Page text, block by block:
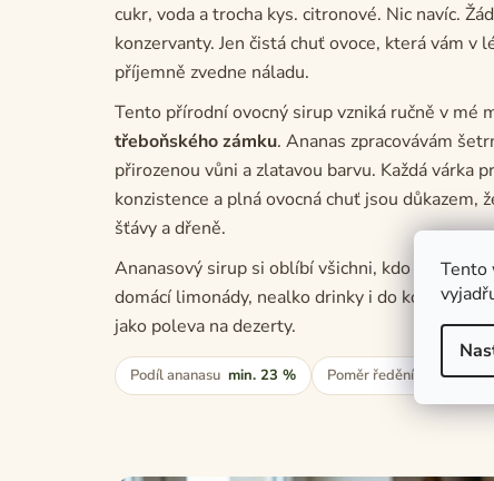
Tento
cukr, voda a trocha kys. citronové. Nic navíc.
konzervanty. Jen čistá chuť ovoce, která vám v
příjemně zvedne náladu.
Tento přírodní ovocný sirup vzniká ručně v mé
třeboňského zámku. Ananas zpracovávám
přirozenou vůni a zlatavou barvu. Každá várka
konzistence a plná ovocná chuť jsou důkazem,
šťávy a dřeně.
Ananasový sirup si oblíbí všichni, kdo mají rádi
domácí limonády, nealko drinky i do koktejlů. A
jako poleva na dezerty.
Podíl ananasu min. 23 % Poměr ředění 1:10